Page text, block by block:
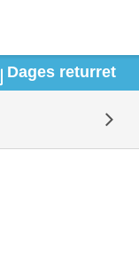
Dages returret